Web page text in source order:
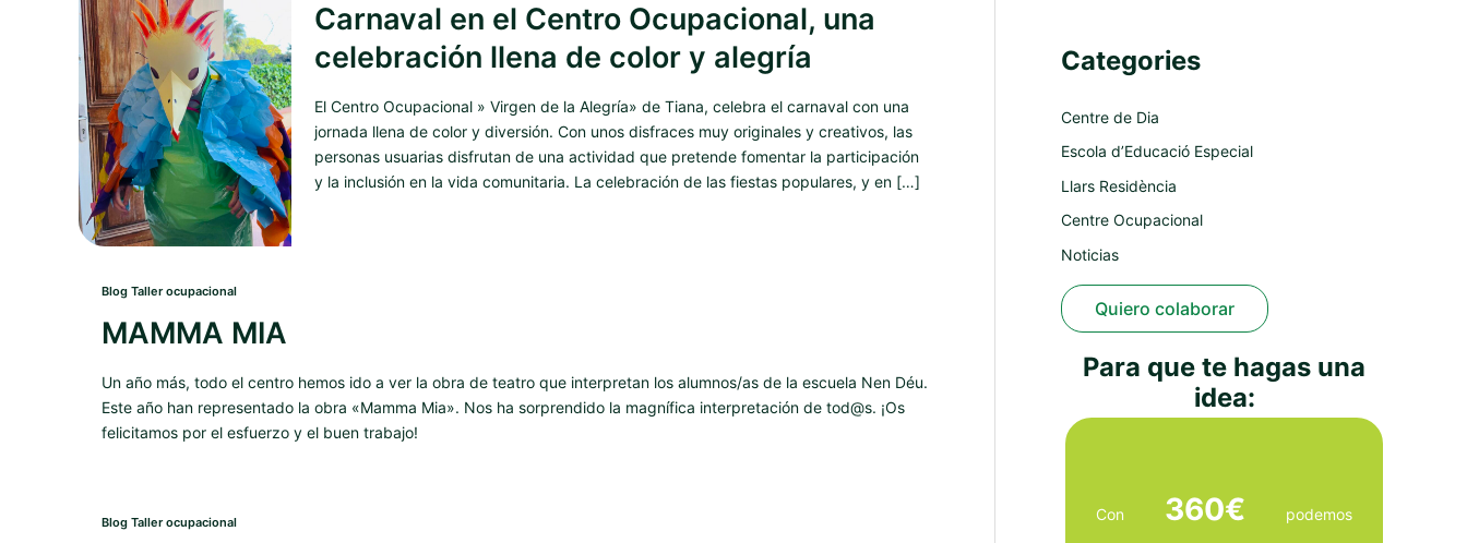
Carnaval en el Centro Ocupacional, una
celebración llena de color y alegría
El Centro Ocupacional » Virgen de la Alegría» de Tiana, celebra el carnaval con una
jornada llena de color y diversión. Con unos disfraces muy originales y creativos, las
personas usuarias disfrutan de una actividad que pretende fomentar la participación
y la inclusión en la vida comunitaria. La celebración de las fiestas populares, y en […]
Blog Taller ocupacional
MAMMA MIA
Un año más, todo el centro hemos ido a ver la obra de teatro que interpretan los alumnos/as de la escuela Nen Déu.
Este año han representado la obra «Mamma Mia». Nos ha sorprendido la magnífica interpretación de tod@s. ¡Os
felicitamos por el esfuerzo y el buen trabajo!
Blog Taller ocupacional
Categories
Centre de Dia
Escola d’Educació Especial
Llars Residència
Centre Ocupacional
Noticias
Quiero colaborar
Para que te hagas una
idea:
Con 360€ podemos